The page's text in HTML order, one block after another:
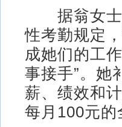
据翁女士
性考勤规定
成她们的工
事接手”。她
薪、绩效和
每月100元的